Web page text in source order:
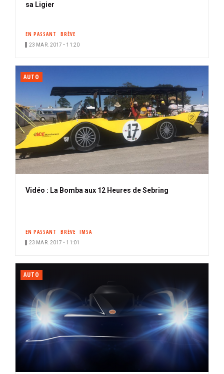
sa Ligier
EN PASSANT BRÈVE
23 MAR. 2017 • 11:20
AUTO
Vidéo : La Bomba aux 12 Heures de Sebring
EN PASSANT BRÈVE IMSA
23 MAR. 2017 • 11:01
AUTO